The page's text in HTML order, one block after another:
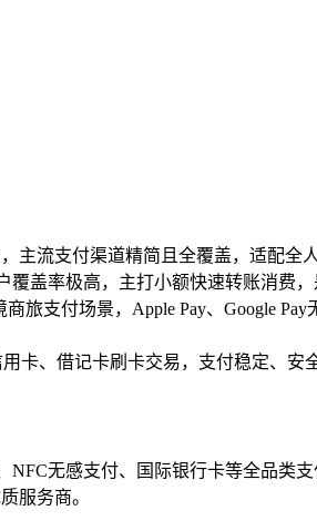
主流支付渠道精简且全覆盖，适配全
盖率极高，主打小额快速转账消费
旅支付场景，Apple Pay、Google
卡、借记卡刷卡交易，支付稳定、安
无感支付、国际银行卡等全品类
服务商。